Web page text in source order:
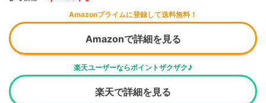
Amazonプライムに登録して送料無料！
Amazonで詳細を見る
楽天ユーザーならポイントザクザク♪
楽天で詳細を見る